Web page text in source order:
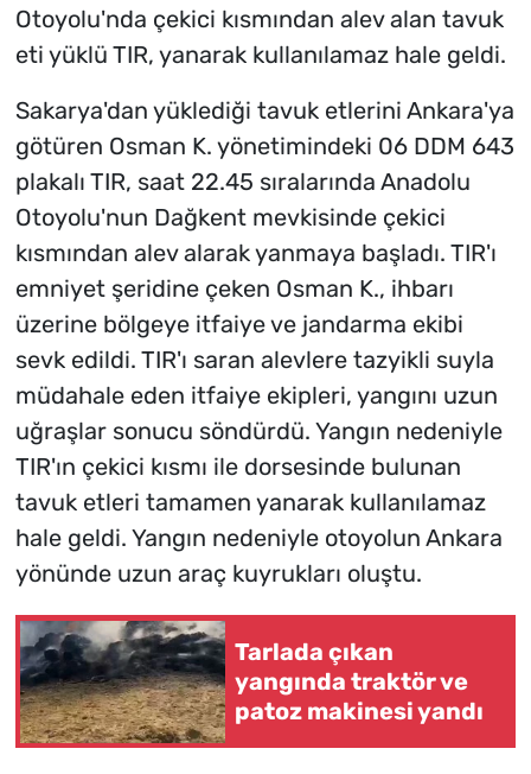
Otoyolu'nda çekici kısmından alev alan tavuk
eti yüklü TIR, yanarak kullanılamaz hale geldi.
Sakarya'dan yüklediği tavuk etlerini Ankara'ya
götüren Osman K. yönetimindeki 06 DDM 643
plakalı TIR, saat 22.45 sıralarında Anadolu
Otoyolu'nun Dağkent mevkisinde çekici
kısmından alev alarak yanmaya başladı. TIR'ı
emniyet şeridine çeken Osman K., ihbarı
üzerine bölgeye itfaiye ve jandarma ekibi
sevk edildi. TIR'ı saran alevlere tazyikli suyla
müdahale eden itfaiye ekipleri, yangını uzun
uğraşlar sonucu söndürdü. Yangın nedeniyle
TIR'ın çekici kısmı ile dorsesinde bulunan
tavuk etleri tamamen yanarak kullanılamaz
hale geldi. Yangın nedeniyle otoyolun Ankara
yönünde uzun araç kuyrukları oluştu.
Tarlada çıkan
yangında traktör ve
patoz makinesi yandı